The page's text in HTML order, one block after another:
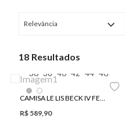
10% OFF NA
Relevância
18
36 38 40 42 44 46
CAMISA LE LIS BECK IV FEMININA
R$ 589,90